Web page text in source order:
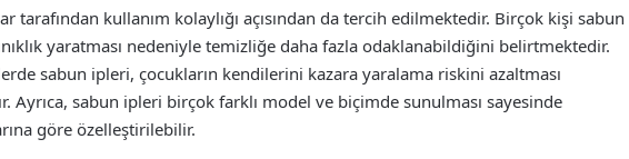
tarafından kullanım kolaylığı açısından da tercih edilmektedir. Birçok kişi sabun
yaratması nedeniyle temizliğe daha fazla odaklanabildiğini belirtmektedir.
sabun ipleri, çocukların kendilerini kazara yaralama riskini azaltması
Ayrıca, sabun ipleri birçok farklı model ve biçimde sunulması sayesinde
göre özelleştirilebilir.